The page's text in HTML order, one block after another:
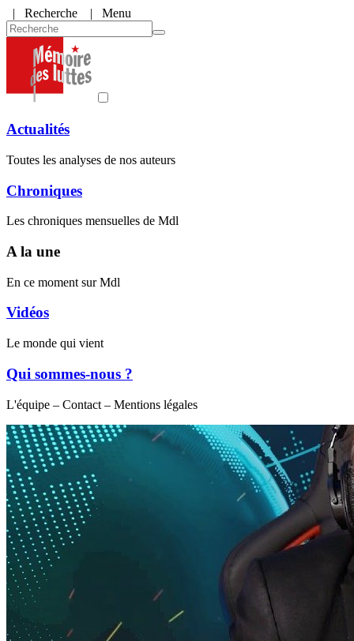
| Recherche | Menu
Actualités
Toutes les analyses de nos auteurs
Chroniques
Les chroniques mensuelles de Mdl
A la une
En ce moment sur Mdl
Vidéos
Le monde qui vient
Qui sommes-nous ?
L'équipe – Contact – Mentions légales